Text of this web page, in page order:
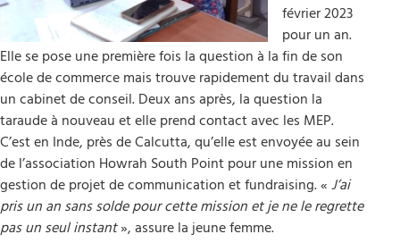
février 2023
pour un an.
Elle se pose une première fois la question à la fin de son
école de commerce mais trouve rapidement du travail dans
un cabinet de conseil. Deux ans après, la question la
taraude à nouveau et elle prend contact avec les MEP.
C’est en Inde, près de Calcutta, qu’elle est envoyée au sein
de l’association Howrah South Point pour une mission en
gestion de projet de communication et fundraising. « J’ai
pris un an sans solde pour cette mission et je ne le regrette
pas un seul instant», assure la jeune femme.